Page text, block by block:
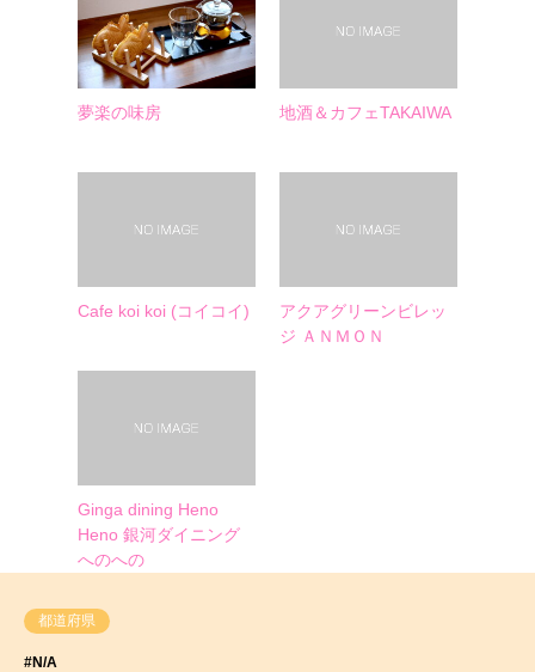
夢楽の味房 地酒＆カフェTAKAIWA
Cafe koi koi (コイコイ)
アクアグリーンビレッ
ジ ＡＮＭＯＮ
Ginga dining Heno
Heno 銀河ダイニング
へのへの
都道府県
#N/A